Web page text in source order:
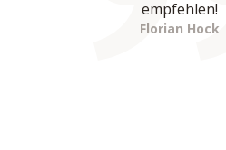
empfehlen!
Florian Hock